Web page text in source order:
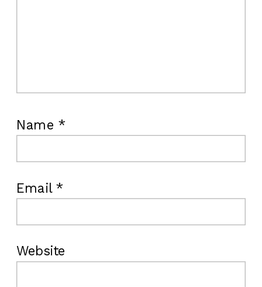
Name *
Email *
Website